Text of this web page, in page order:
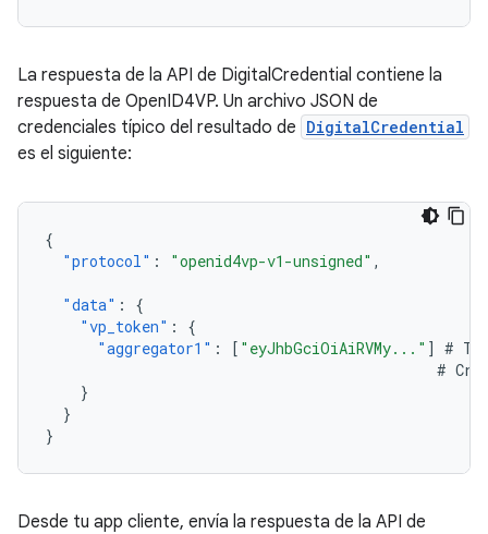
La respuesta de la API de DigitalCredential contiene la
respuesta de OpenID4VP. Un archivo JSON de
credenciales típico del resultado de DigitalCredential
es el siguiente:
{
"protocol" : "openid4vp-v1-unsigned" ,
"data" :
{
"vp_token" :
{
"aggregator1" : [ "eyJhbGciOiAiRVMy..." ] #
#
}
}
}
Desde tu app cliente, envía la respuesta de la API de